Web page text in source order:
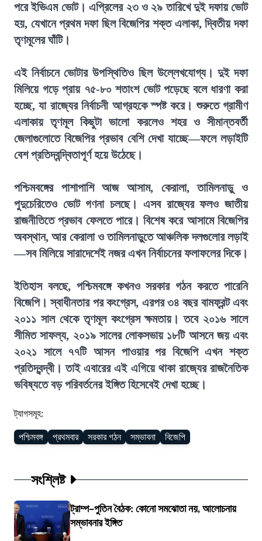
পরে ইভিএম ভোট। এপ্রিলের ২৩ ও ২৯ তারিখে দুই দফায় ভোট
হয়, যেখানে প্রথম দফা ছিল বিজেপির শক্ত এলাকা, দ্বিতীয় দফা
তৃণমূলের ঘাঁটি।
এই নির্বাচনে ভোটার উপস্থিতিও ছিল উল্লেখযোগ্য। দুই দফা
মিলিয়ে গড়ে প্রায় ৭৫-৮০ শতাংশ ভোট পড়েছে বলে ধারণা করা
হচ্ছে, যা রাজ্যের নির্বাচনী আগ্রহকে স্পষ্ট করে। শুরুতে গ্রামীণ
এলাকায় তৃণমূল কিছুটা ভালো করলেও শহর ও সীমান্তবর্তী
জেলাগুলোতে বিজেপির প্রভাব বেশি দেখা যাচ্ছে—ফলে লড়াইটি
বেশ প্রতিদ্বন্দ্বিতাপূর্ণ হয়ে উঠেছে।
পশ্চিমবঙ্গের পাশাপাশি আজ আসাম, কেরালা, তামিলনাড়ু ও
পুদুচেরিতেও ভোট গণনা চলছে। এসব রাজ্যের ফলও জাতীয়
রাজনীতিতে প্রভাব ফেলতে পারে। বিশেষ করে আসামে বিজেপির
অবস্থান, আর কেরালা ও তামিলনাড়ুতে আঞ্চলিক দলগুলোর লড়াই
—সব মিলিয়ে সারাদেশেই নজর এখন নির্বাচনের ফলাফলের দিকে।
ইতিহাস বলছে, পশ্চিমবঙ্গে কখনও সরকার গঠন করতে পারেনি
বিজেপি। স্বাধীনতার পর কংগ্রেস, এরপর ৩৪ বছর বামফ্রন্ট এবং
২০১১ সাল থেকে তৃণমূল কংগ্রেস ক্ষমতায়। তবে ২০১৬ সালে
সীমিত সাফল্য, ২০১৯ সালের লোকসভায় ১৮টি আসনে জয় এবং
২০২১ সালে ৭৭টি আসন পাওয়ার পর বিজেপি এখন শক্ত
প্রতিদ্বন্দ্বী। তাই এবারের এই এগিয়ে থাকা রাজ্যের রাজনৈতিক
ভবিষ্যতে বড় পরিবর্তনের ইঙ্গিত হিসেবেই দেখা হচ্ছে।
ট্যাগসমূহ:
পশ্চিমবঙ্গ প্রথমবার সরকার গঠন সম্ভাবনা বিজেপি
সংশ্লিষ্ট
ট্রাম্প–পুতিন বৈঠক: কোনো সমঝোতা নয়, আলোচনায়
সম্ভাবনার ইঙ্গিত